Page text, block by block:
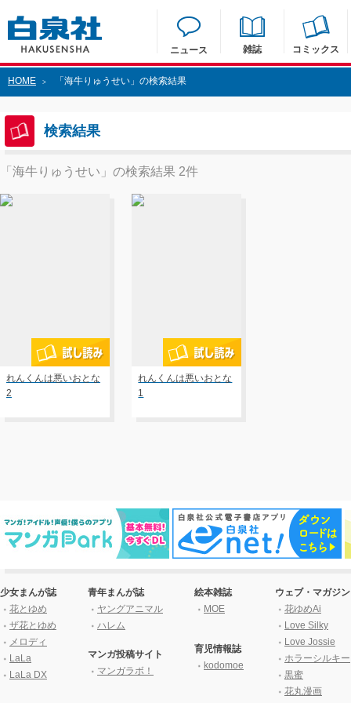
ニュース 雑誌 コミックス
HOME > 「海牛りゅうせい」の検索結果
検索結果
「海牛りゅうせい」の検索結果 2件
れんくんは悪いおとな
2
れんくんは悪いおとな
1
少女まんが誌
花とゆめ
ザ花とゆめ
メロディ
LaLa
LaLa DX
青年まんが誌
ヤングアニマル
ハレム
マンガ投稿サイト
マンガラボ！
絵本雑誌
MOE
育児情報誌
kodomoe
ウェブ・マガジン
花ゆめAi
Love Silky
Love Jossie
ホラーシルキー
黒蜜
花丸漫画